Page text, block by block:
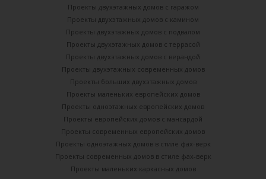
Проекты двухэтажных домов с гаражом
Проекты двухэтажных домов с камином
Проекты двухэтажных домов с подвалом
Проекты двухэтажных домов с террасой
Проекты двухэтажных домов с верандой
Проекты двухэтажных современных домов
Проекты больших двухэтажных домов
Проекты маленьких европейских домов
Проекты одноэтажных европейских домов
Проекты европейских домов с мансардой
Проекты современных европейских домов
Проекты одноэтажных домов в стиле фах-верк
Проекты современных домов в стиле фах-верк
Проекты маленьких каркасных домов